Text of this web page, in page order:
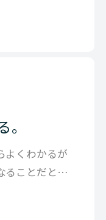
今読み
よくわかるが
ることだと思
議の準